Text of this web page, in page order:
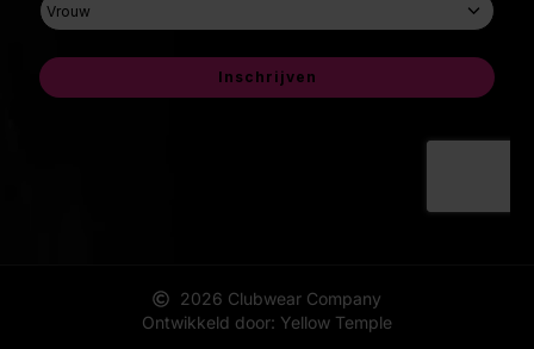
2026 Clubwear Company
Ontwikkeld door: Yellow Temple